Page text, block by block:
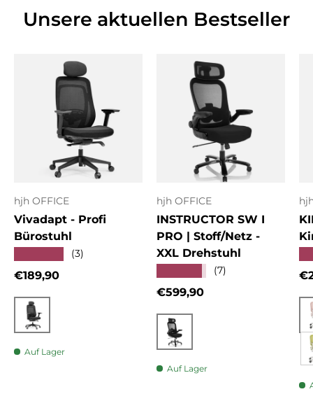
Unsere aktuellen Bestseller
hjh OFFICE
Vivadapt - Profi
Bürostuhl
(3)
Normaler Preis
€189,90
Schwarz
Auf Lager
hjh OFFICE
INSTRUCTOR SW I
PRO | Stoff/Netz -
XXL Drehstuhl
(7)
Normaler Preis
€599,90
Schwarz
Auf Lager